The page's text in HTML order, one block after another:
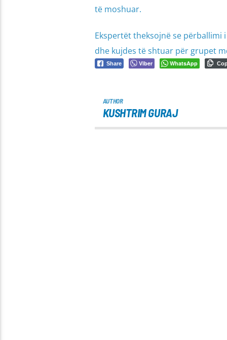
të moshuar.
Ekspertët theksojnë se
dhe kujdes të shtuar për grupet
Share Viber WhatsApp
AUTHOR
KUSHTRIM GURAJ